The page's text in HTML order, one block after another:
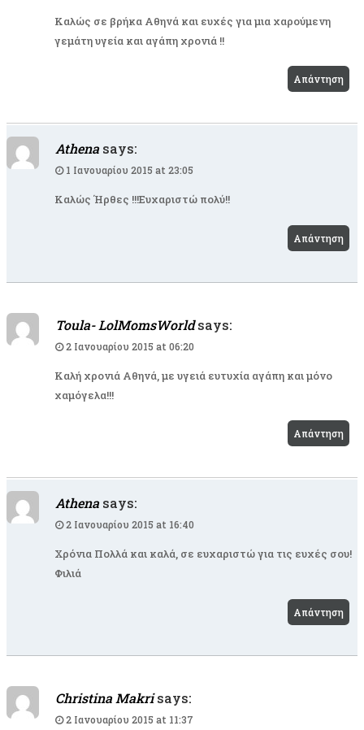
Καλώς σε βρήκα Αθηνά και ευχές για μια χαρούμενη
γεμάτη υγεία και αγάπη χρονιά !!
Απάντηση
Athena says:
1 Ιανουαρίου 2015 at 23:05
Καλώς Ήρθες !!!Ευχαριστώ πολύ!!
Απάντηση
Toula- LolMomsWorld says:
2 Ιανουαρίου 2015 at 06:20
Καλή χρονιά Αθηνά, με υγειά ευτυχία αγάπη και μόνο
χαμόγελα!!!
Απάντηση
Athena says:
2 Ιανουαρίου 2015 at 16:40
Χρόνια Πολλά και καλά, σε ευχαριστώ για τις ευχές σου!
Φιλιά
Απάντηση
Christina Makri says:
2 Ιανουαρίου 2015 at 11:37